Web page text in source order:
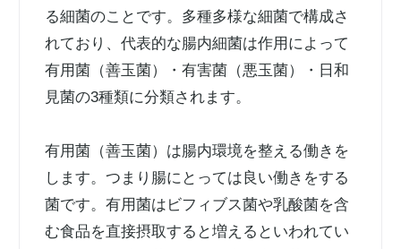
る細菌のことです。多種多様な細菌で構成さ
れており、代表的な腸内細菌は作用によって
有用菌（善玉菌）・有害菌（悪玉菌）・日和
見菌の3種類に分類されます。
有用菌（善玉菌）は腸内環境を整える働きを
します。つまり腸にとっては良い働きをする
菌です。有用菌はビフィブス菌や乳酸菌を含
む食品を直接摂取すると増えるといわれてい